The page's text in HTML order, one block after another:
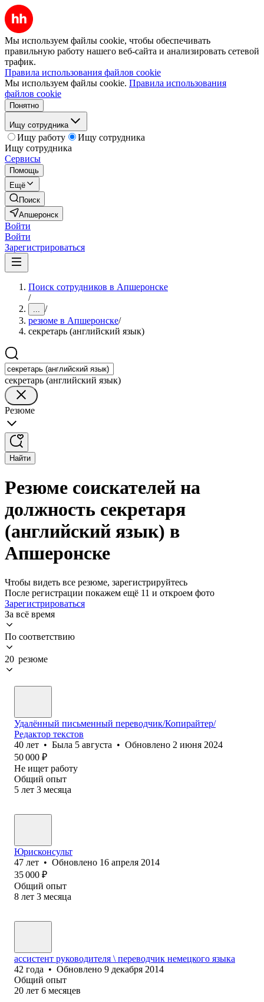
Мы используем файлы cookie, чтобы обеспечивать
правильную работу нашего веб-сайта и анализировать сетевой
трафик.
Правила использования файлов cookie
Мы используем файлы cookie. Правила использования
файлов cookie
Понятно
Ищу сотрудника
Ищу работу
Ищу сотрудника
Ищу сотрудника
Сервисы
Помощь
Ещё
Поиск
Апшеронск
Войти
Войти
Зарегистрироваться
Поиск сотрудников в Апшеронске
/
... /
резюме в Апшеронске/
секретарь (английский язык)
секретарь (английский язык)
Резюме
Найти
Резюме соискателей на
должность секретаря
(английский язык) в
Апшеронске
Чтобы видеть все резюме, зарегистрируйтесь
После регистрации покажем ещё 11 и откроем фото
Зарегистрироваться
За всё время
По соответствию
20 резюме
Удалённый письменный переводчик/Копирайтер/
Редактор текстов
40 лет • Была 5 августа • Обновлено 2 июня 2024
50 000 ₽
Не ищет работу
Общий опыт
5 лет 3 месяца
Юрисконсульт
47 лет • Обновлено 16 апреля 2014
35 000 ₽
Общий опыт
8 лет 3 месяца
ассистент руководителя \ переводчик немецкого языка
42 года • Обновлено 9 декабря 2014
Общий опыт
20 лет 6 месяцев